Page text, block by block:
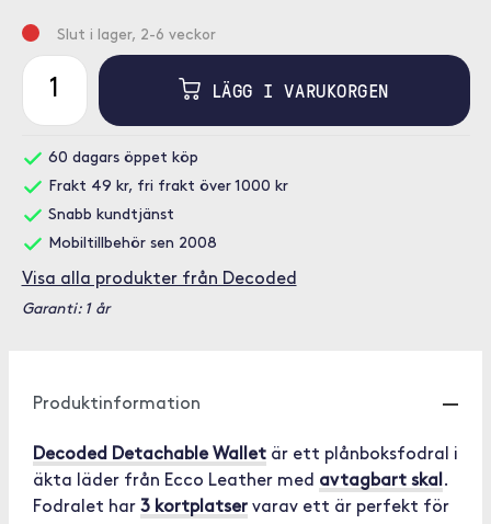
Slut i lager, 2-6 veckor
LÄGG I VARUKORGEN
60 dagars öppet köp
Frakt 49 kr, fri frakt över 1000 kr
Snabb kundtjänst
Mobiltillbehör sen 2008
Visa alla produkter från Decoded
Garanti: 1 år
Produktinformation
Decoded Detachable Wallet är ett plånboksfodral i
äkta läder från Ecco Leather med avtagbart skal .
Fodralet har 3 kortplatser varav ett är perfekt för